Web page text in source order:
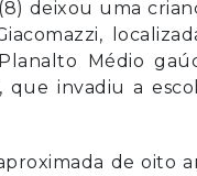
deixou uma
Médio
que invadiu a
de oito